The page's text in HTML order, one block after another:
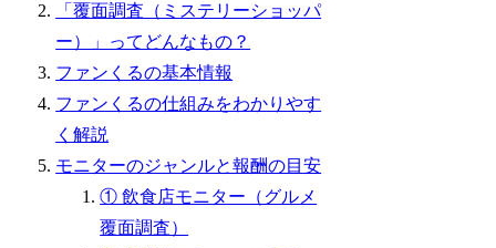
「覆面調査（ミステリーショッパ
ー）」ってどんなもの？
ファンくるの基本情報
ファンくるの仕組みをわかりやす
く解説
モニターのジャンルと報酬の目安
① 飲食店モニター（グルメ
覆面調査）